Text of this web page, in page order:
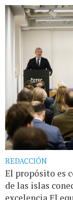
REDACCIÓN
El propósito es
de las islas